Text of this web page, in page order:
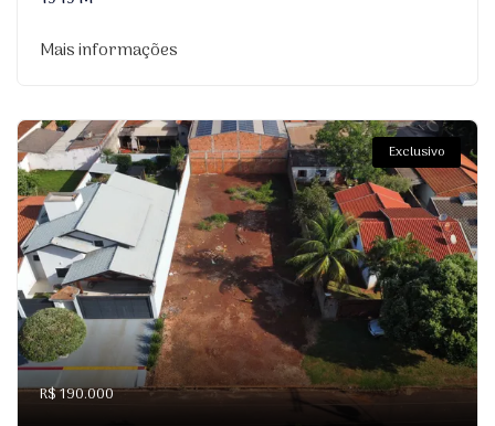
Mais informações
Exclusivo
R$ 190.000